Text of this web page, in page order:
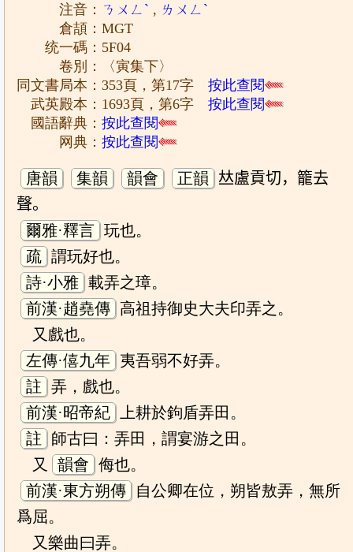
注音： ㄋㄨㄥˋ , ㄌㄨㄥˋ
倉頡：MGT
统一碼：5F04
卷別：〈寅集下〉
同文書局本：353頁，第17字按此查閱
武英殿本：1693頁，第6字按此查閱
國語辭典：按此查閱
网典：按此查閱
唐韻 集韻 韻會 正韻
𠀤盧貢切，籠去
聲。
爾雅·釋言 玩也。
疏 謂玩好也。
詩·小雅 載弄之璋。
前漢·趙堯傳 高祖持御史大夫印弄之。
又戲也。
左傳·僖九年 夷吾弱不好弄。
註 弄，戲也。
前漢·昭帝紀
上耕於鉤盾弄田。
註
師古曰：弄田，謂宴游之田。
又
韻會 侮也。
前漢·東方朔傳
自公卿在位，朔皆敖弄，無所
爲屈。
又樂曲曰弄。